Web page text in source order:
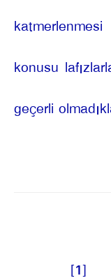
konusu
geçerli
[1]